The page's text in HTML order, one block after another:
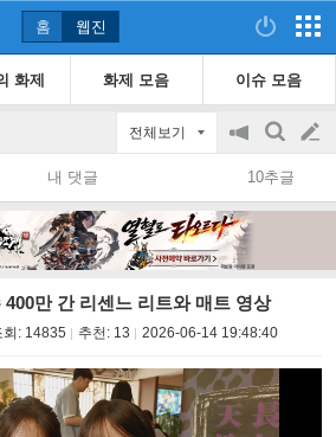
홈 웹진
화제 화제 모음 이슈 모음
전체보기
공
지
on/off
검
색
글
쓰
내 댓글 10추글
만 간 리센느 리트와 매트 영상
회: 14835 추천: 13 2026-06-14 19:48:40